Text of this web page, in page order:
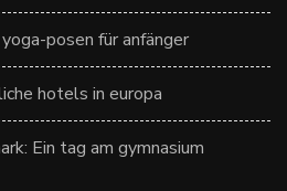
posen für anfänger
hotels in europa
Ein tag am gymnasium